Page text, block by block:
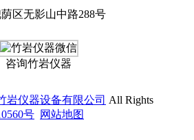
区无影山中路288号
咨询竹岩仪器
岩仪器设备有限公司 All Rights
号 网站地图